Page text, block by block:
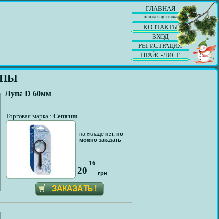
ГЛАВНАЯ
оплата и доставка
КОНТАКТЫ
ВХОД
РЕГИСТРАЦИЯ
ПРАЙС-ЛИСТ
Лупа D 60мм
Торговая марка : Centrum
20
16
грн
на складе нет, но
можно заказать